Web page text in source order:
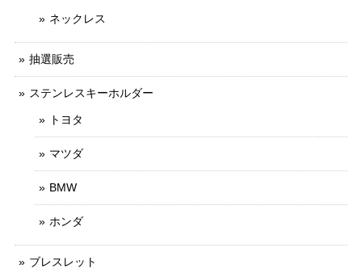
ネックレス
抽選販売
ステンレスキーホルダー
トヨタ
マツダ
BMW
ホンダ
ブレスレット